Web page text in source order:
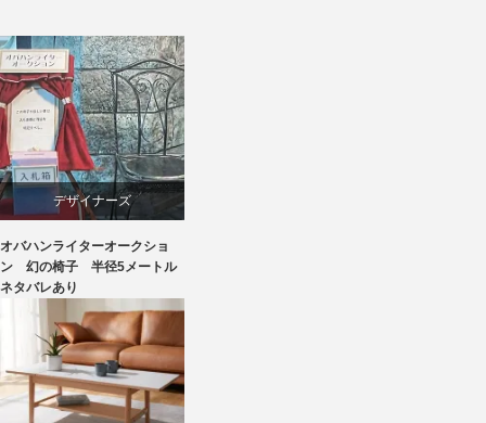
デザイナーズ
マーケティング
家具
椅子
オバハンライターオークショ
ン 幻の椅子 半径5メートル
ネタバレあり